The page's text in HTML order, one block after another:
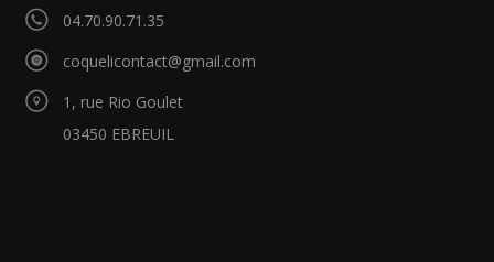
04.70.90.71.35
coquelicontact@gmail.com
1, rue Rio Goulet
03450 EBREUIL